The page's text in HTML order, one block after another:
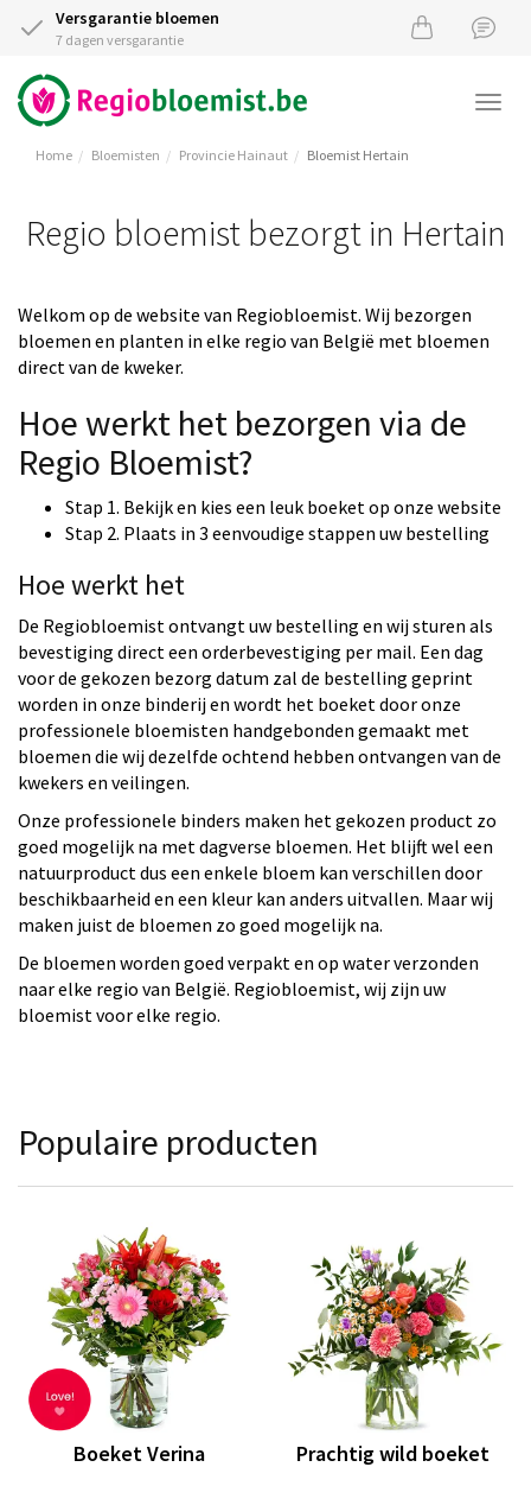
Versgarantie bloemen
7 dagen versgarantie
Home Bloemisten Provincie Hainaut Bloemist Hertain
Regio bloemist bezorgt in Hertain
Welkom op de website van Regiobloemist. Wij bezorgen
bloemen en planten in elke regio van België met bloemen
direct van de kweker.
Hoe werkt het bezorgen via de
Regio Bloemist?
Stap 1. Bekijk en kies een leuk boeket op onze website
Stap 2. Plaats in 3 eenvoudige stappen uw bestelling
Hoe werkt het
De Regiobloemist ontvangt uw bestelling en wij sturen als
bevestiging direct een orderbevestiging per mail. Een dag
voor de gekozen bezorg datum zal de bestelling geprint
worden in onze binderij en wordt het boeket door onze
professionele bloemisten handgebonden gemaakt met
bloemen die wij dezelfde ochtend hebben ontvangen van de
kwekers en veilingen.
Onze professionele binders maken het gekozen product zo
goed mogelijk na met dagverse bloemen. Het blijft wel een
natuurproduct dus een enkele bloem kan verschillen door
beschikbaarheid en een kleur kan anders uitvallen. Maar wij
maken juist de bloemen zo goed mogelijk na.
De bloemen worden goed verpakt en op water verzonden
naar elke regio van België. Regiobloemist, wij zijn uw
bloemist voor elke regio.
Populaire producten
Boeket Verina Prachtig wild boeket